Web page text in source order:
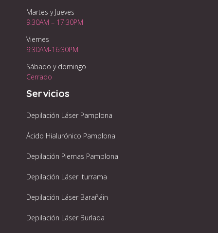
Martes y Jueves
9:30AM – 17:30PM
Viernes
9:30AM-16:30PM
Sábado y domingo
Cerrado
Servicios
Depilación Láser Pamplona
Ácido Hialurónico Pamplona
Depilación Piernas Pamplona
Depilación Láser Iturrama
Depilación Láser Barañáin
Depilación Láser Burlada